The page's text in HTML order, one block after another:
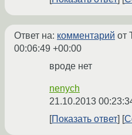
Ответ на: комментарий от
00:06:49 +00:00
вроде нет
nenych
21.10.2013
Показать ответ